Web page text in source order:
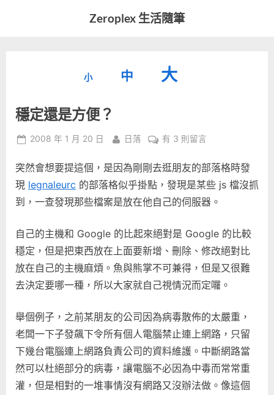
Zeroplex 生活隨筆
發
活
事
小
型
小。
中
重
型
大
小。
大
字
型
大
穩定還是方便？
Posted
2008 年 1 月 20 日 By
日落
在
定
還
方
中
有 3 則留言
突然會想要提這個，是因為剛剛去逛朋友的部落格時發
現 legnaleurc 的部落格似乎掛點，發現是某些 js 檔沒抓
到，一查發現那些檔案是放在他自己的伺服器。
自己的主機和 Google 的比起來絕對是 Google 的比較
穩定，但是把東西放在上面要新增、刪除、修改絕對比
放在自己的主機麻煩。魚與熊掌不可兼得，但是又很難
去決定要哪一種，所以大家就自己視情況而定囉。
舉個例子，之前某朋友的公司因為病毒散佈的太嚴重，
老闆一下子發飆下令所有個人電腦禁止連上網路，只留
下幾台電腦連上網路負責公司的資料維護。中斷網路當
然可以杜絕部分的病毒，讓電腦不必因為中毒而常常重
灌，但是相對的一堆事情沒有網路又沒辦法做。像這個